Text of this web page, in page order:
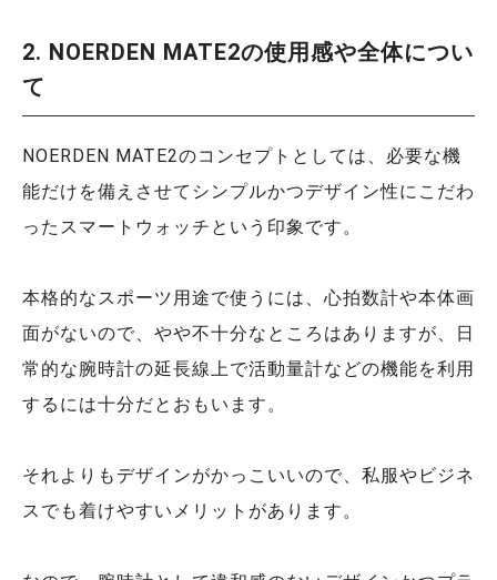
2. NOERDEN MATE2の使用感や全体につい
て
NOERDEN MATE2のコンセプトとしては、必要な機
能だけを備えさせてシンプルかつデザイン性にこだわ
ったスマートウォッチという印象です。
本格的なスポーツ用途で使うには、心拍数計や本体画
面がないので、やや不十分なところはありますが、日
常的な腕時計の延長線上で活動量計などの機能を利用
するには十分だとおもいます。
それよりもデザインがかっこいいので、私服やビジネ
スでも着けやすいメリットがあります。